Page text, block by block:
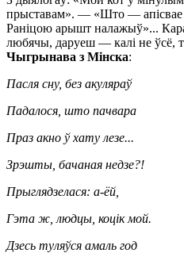
прыставам». — «Што — апісвае
Раніцою арышт налажыў»...
любячы, даруеш — калі не ўсё,
Чыгрынава з Мінска:
Пасля сну, без акуляраў
Падалося, што пачвара
Праз акно ў хату лезе...
Зрэшты, бачаная недзе?!
Прыглядзелася: а-ёй,
Гэта ж, людцы, коцік мой.
Дзесь туляўся амаль год